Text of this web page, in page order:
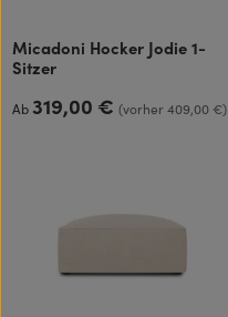
Micadoni Hocker Jodie 1-
Sitzer
Regulärer Preis:
Ab 319,00 €(vorher 409,00 €)